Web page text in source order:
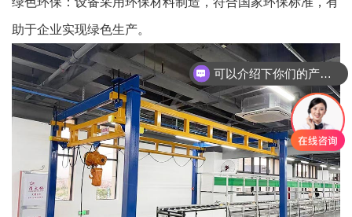
助于企业实现绿色生产。
可以介绍下你们的产品么